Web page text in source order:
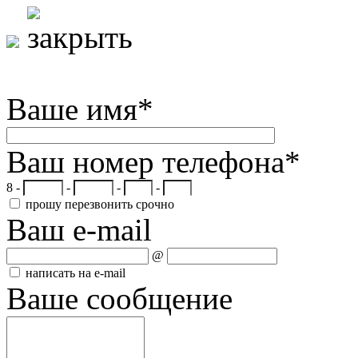
Ваше имя*
Ваш номер телефона*
8 - - -
-
прошу перезвонить срочно
Ваш e-mail
@
написать на e-mail
Ваше сообщение